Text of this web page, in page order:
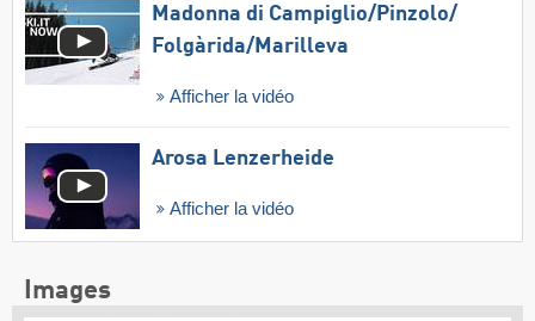
Madonna di Campiglio/​Pinzolo/​
Folgàrida/​Marilleva
Afficher la vidéo
Arosa Lenzerheide
Afficher la vidéo
Images